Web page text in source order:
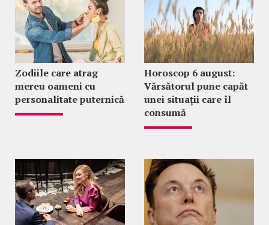
Zodiile care atrag
mereu oameni cu
personalitate puternică
Horoscop 6 august:
Vărsătorul pune capăt
unei situații care îl
consumă